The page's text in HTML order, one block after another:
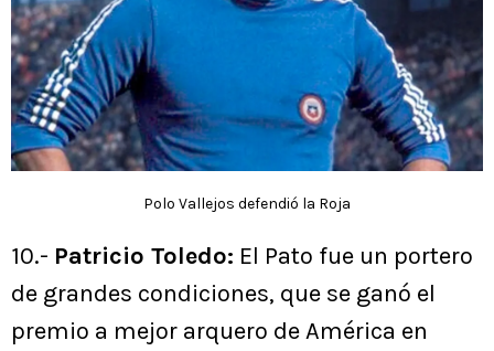
Polo Vallejos defendió la Roja
10.- Patricio Toledo: El Pato fue un portero
de grandes condiciones, que se ganó el
premio a mejor arquero de América en